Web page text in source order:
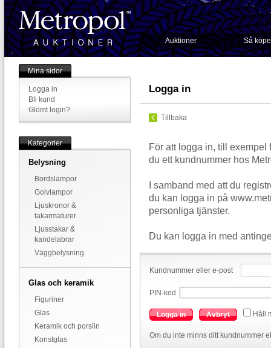
Auktioner Så
Mina sidor
Logga in
Bli kund
Glömt login?
Kategorier
Belysning
Bordslampor
Golvlampor
Ljuskronor &
takarmaturer
Ljusstakar &
kandelabrar
Väggbelysning
Glas och keramik
Figuriner
Glas
Keramik och porslin
Konstglas
Logga in
Tillbaka
För att logga in, till exempel
du ett kundnummer hos
I samband med att du
du kan logga in på
personliga tjänster.
Du kan logga in med
Kundnummer eller e-post
PIN-kod
Logga in Avbryt Håll
Om du inte minns ditt kundnummer